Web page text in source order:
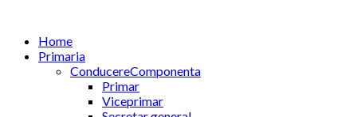
Home
Primaria
ConducereComponenta
Primar
Viceprimar